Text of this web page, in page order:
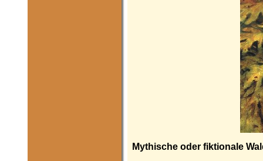
Mythische oder fiktionale